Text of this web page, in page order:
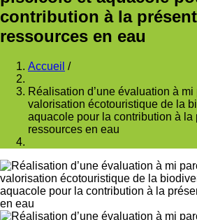
contribution à la
ressources en eau
Fil
d'Ariane
Accueil /
Réalisation d’une évaluation à
valorisation écotouristique de la
aquacole pour la contribution à la
ressources en eau